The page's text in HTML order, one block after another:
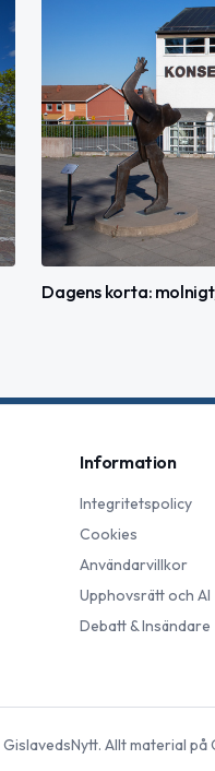
Dagens korta:
Information
Integritetspolicy
Cookies
Användarvillkor
Upphovsrätt och AI
Debatt & Insändare
GislavedsNytt. Allt material på